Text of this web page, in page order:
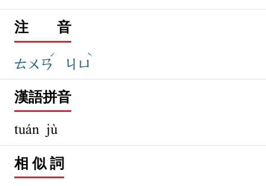
注 音
ㄊㄨㄢ
ˊ
ㄐㄩ
ˋ
漢語拼音
tuán jù
相 似 詞